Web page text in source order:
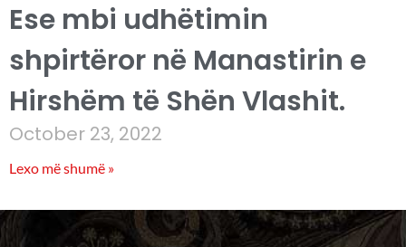
Ese mbi udhëtimin
shpirtëror në Manastirin e
Hirshëm të Shën Vlashit.
October 23, 2022
Lexo më shumë »